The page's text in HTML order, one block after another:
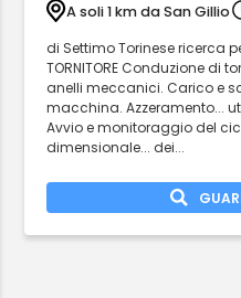
A soli 1 km da San Gillio
di Settimo Torinese ricerca
TORNITORE Conduzione di
anelli meccanici. Carico e
macchina. Azzeramento...
Avvio e monitoraggio del
dimensionale... dei...